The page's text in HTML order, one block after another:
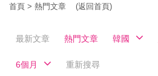
首頁 > 熱門文章 (返回首頁)
最新文章 熱門文章 韓國
6個月 重新搜尋